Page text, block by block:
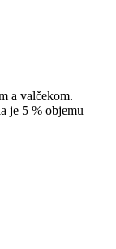
a valčekom.
je 5 % objemu